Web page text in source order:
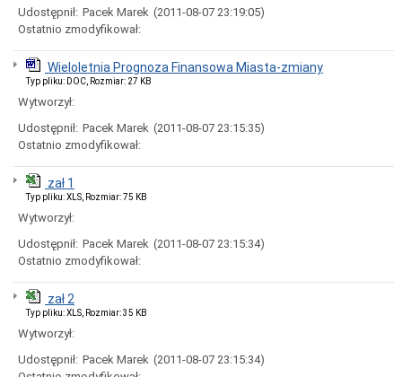
prac
Rady
Rada
Miejska
2023
Rada
Miejska
2018
Młodzieżowa
Miasta
Rada
Miejska
2014
Rada
2006-
2010
Urząd
Udostępnił: Pacek Marek (2011-08-07 23:19:05)
Ostatnio zmodyfikował:
Wieloletnia Prognoza Finansowa Miasta-zmiany
Typ pliku: DOC, Rozmiar: 27 KB
Wytworzył:
Udostępnił: Pacek Marek (2011-08-07 23:15:35)
Ostatnio zmodyfikował:
zał 1
Typ pliku: XLS, Rozmiar: 75 KB
Wytworzył:
Udostępnił: Pacek Marek (2011-08-07 23:15:34)
Ostatnio zmodyfikował:
zał 2
Typ pliku: XLS, Rozmiar: 35 KB
Wytworzył:
Udostępnił: Pacek Marek (2011-08-07 23:15:34)